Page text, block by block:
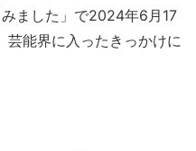
ました」で2024年6月17
芸能界に入ったきっかけに